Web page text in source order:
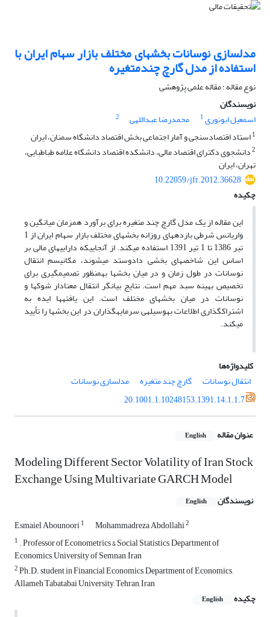
مدلسازی نوسانات بخش‏های مختلف بازار سهام ایران با
استفاده از مدل گارچ چندمتغیره
نوع مقاله : مقاله علمی پژوهشی
نویسندگان
اسمعیل ابونوری1 محمدرضا عبداللهی
2
1استاد اقتصادسنجی و آمار اجتماعی بخش اقتصاد دانشگاه سمنان، ایران
2دانشجوی دکترای اقتصاد مالی، دانشکده اقتصاد دانشگاه علامه طباطبایی،
تهران، ایران
10.22059/jfr.2012.36628
چکیده
این مقاله از یک مدل گارچ چند متغیره برای برآورد همزمان میانگین و
واریانس شرطی بازده‏های روزانه بخش‏های مختلف بازار سهام ایران از 1
تیر 1386 تا 1 تیر 1391 استفاده می‏کند. از آنجایی‎که دارایی‏های مالی بر
اساس این شاخص‏های بخشی دادوستد می‏شوند، مکانیسم انتقال
نوسانات در طول زمان و در میان بخش‏ها به­منظور تصمیم‏گیری برای
تخصیص بهینه سبد مهم است. نتایج بیانگر انتقال معنادار شوک‏ها و
نوسانات در میان بخش‏های مختلف است. این یافته‎ها ایده به
اشتراک‏گذاری اطلاعات به‎وسیله­ی سرمایه‎گذاران در این بخش‎ها را تأیید
می‎کند.
کلیدواژه‌ها
انتقال نوسانات
گارچ چند متغیره
مدل‎سازی نوسانات
20.1001.1.10248153.1391.14.1.1.7
عنوان مقاله English
Modeling Different Sector Volatility of Iran Stock
Exchange Using Multivariate GARCH Model
نویسندگان English
Esmaiel Abounoori1 Mohammadreza Abdollahi2
1 . Professor of Econometrics & Social Statistics, Department of
Economics, University of Semnan, Iran
2Ph.D. student in Financial Economics, Department of Economics,
Allameh Tabatabai University, Tehran, Iran
چکیده
English